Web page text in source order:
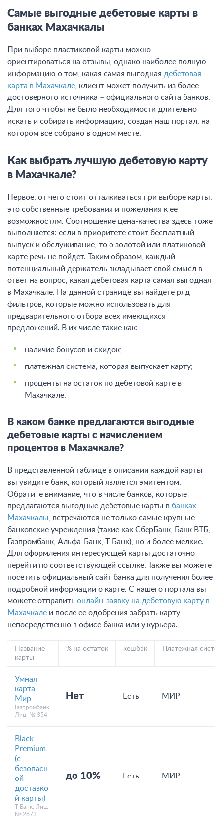
Самые выгодные дебетовые карты в
банках Махачкалы
При выборе пластиковой карты можно
ориентироваться на отзывы, однако наиболее полную
информацию о том, какая самая выгодная дебетовая
карта в Махачкале , клиент может получить из более
достоверного источника – официального сайта банков.
Для того чтобы не было необходимости длительно
искать и собирать информацию, создан наш портал, на
котором все собрано в одном месте.
Как выбрать лучшую дебетовую карту
в Махачкале?
Первое, от чего стоит отталкиваться при выборе карты,
это собственные требования и пожелания к ее
возможностям. Соотношение цена-качества здесь тоже
выполняется: если в приоритете стоит бесплатный
выпуск и обслуживание, то о золотой или платиновой
карте речь не пойдет. Таким образом, каждый
потенциальный держатель вкладывает свой смысл в
ответ на вопрос, какая дебетовая карта самая выгодная
в Махачкале. На данной странице вы найдете ряд
фильтров, которые можно использовать для
предварительного отбора всех имеющихся
предложений. В их числе такие как:
наличие бонусов и скидок;
платежная система, которая выпускает карту;
проценты на остаток по дебетовой карте в
Махачкале.
В каком банке предлагаются выгодные
дебетовые карты с начислением
процентов в Махачкале?
В представленной таблице в описании каждой карты
вы увидите банк, который является эмитентом.
Обратите внимание, что в числе банков, которые
предлагаются выгодные дебетовые карты в банках
Махачкалы , встречаются не только самые крупные
банковские учреждения (такие как СберБанк, Банк ВТБ,
Газпромбанк, Альфа-Банк, Т-Банк), но и более мелкие.
Для оформления интересующей карты достаточно
перейти по соответствующей ссылке. Также вы можете
посетить официальный сайт банка для получения более
подробной информации о карте. С нашего портала вы
можете отправить онлайн-заявку на дебетовую карту в
Махачкале и после ее одобрения забрать карту
непосредственно в офисе банка или у курьера.
Название
карты
% на остаток кешбэк Платежная
Умная
карта
Мир
Газпромбанк,
Лиц. № 354
Нет Есть МИР
Black
Premium
(с
безопасн
ой
доставко
й карты)
Т-Банк, Лиц.
№ 2673
до 10% Есть МИР